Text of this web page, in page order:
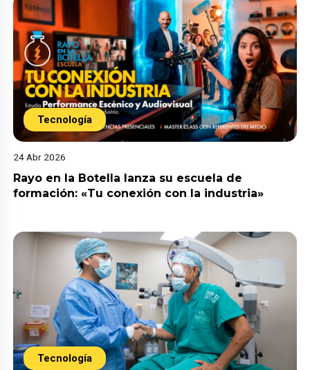
Tecnología
24 Abr 2026
Rayo en la Botella lanza su escuela de
formación: «Tu conexión con la industria»
Tecnología